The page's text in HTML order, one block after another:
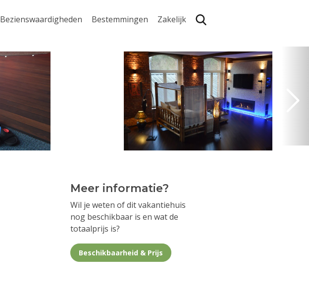
Bezienswaardigheden Bestemmingen Zakelijk
Meer informatie?
Wil je weten of dit vakantiehuis
nog beschikbaar is en wat de
totaalprijs is?
Beschikbaarheid & Prijs